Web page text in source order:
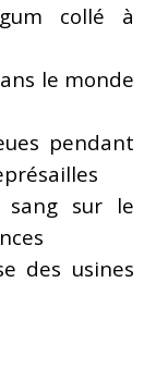
collé à
le monde
pendant
sang sur le
des usines